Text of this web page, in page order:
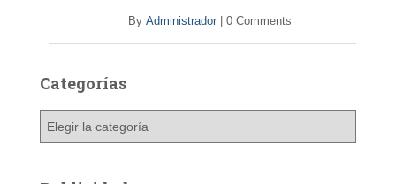
By Administrador 0 Comments
Categorías